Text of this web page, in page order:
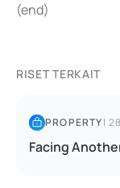
(end)
RISET TERKAIT
PROPERTY|
Facing